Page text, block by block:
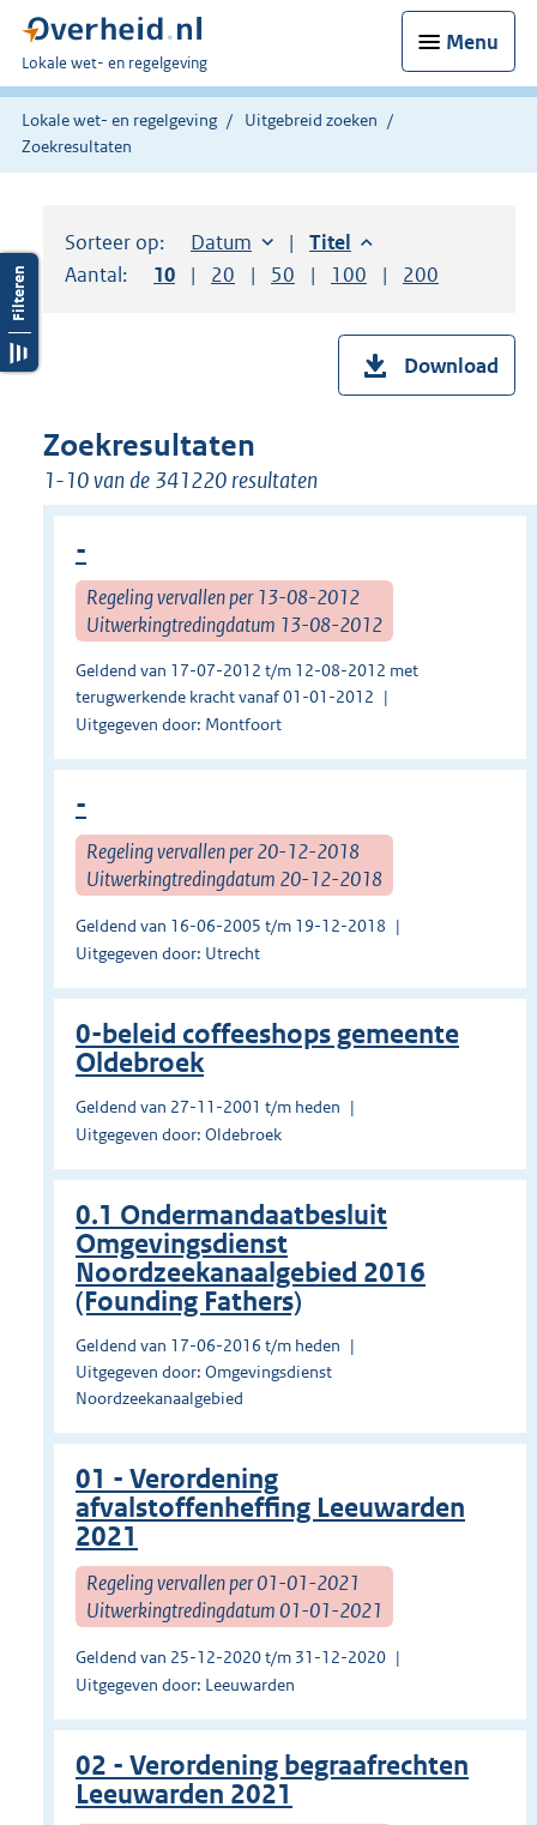
Menu
U
bent
hier:
Lokale wet- en regelgeving
Lokale wet- en regelgeving
Uitgebreid zoeken
Zoekresultaten
Sorteer op: Sorteer op:
Datum aflopendSorteer op:
Titel aflopend
Aantal:
Toon
10 resultaten per pagina
Toon
20 resultaten per pagina
Toon
50 resultaten per pagina
Toon
100 resultaten per
Toon
200
Download
Zoekresultaten
1-10 van de 341220 resultaten
-
Regeling vervallen per 13-08-2012
Uitwerkingtredingdatum 13-08-2012
Geldend van 17-07-2012 t/m 12-08-2012 met
terugwerkende kracht vanaf 01-01-2012
Uitgegeven door: Montfoort
-
Regeling vervallen per 20-12-2018
Uitwerkingtredingdatum 20-12-2018
Geldend van 16-06-2005 t/m 19-12-2018
Uitgegeven door: Utrecht
0-beleid coffeeshops gemeente
Oldebroek
Geldend van 27-11-2001 t/m heden
Uitgegeven door: Oldebroek
0.1 Ondermandaatbesluit
Omgevingsdienst
Noordzeekanaalgebied 2016
(Founding Fathers)
Geldend van 17-06-2016 t/m heden
Uitgegeven door: Omgevingsdienst
Noordzeekanaalgebied
01 - Verordening
afvalstoffenheffing Leeuwarden
2021
Regeling vervallen per 01-01-2021
Uitwerkingtredingdatum 01-01-2021
Geldend van 25-12-2020 t/m 31-12-2020
Uitgegeven door: Leeuwarden
02 - Verordening begraafrechten
Leeuwarden 2021